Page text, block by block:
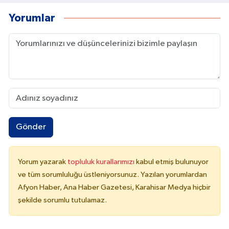
Yorumlar
Gönder
Yorum yazarak topluluk kurallarımızı kabul etmiş bulunuyor
ve tüm sorumluluğu üstleniyorsunuz. Yazılan yorumlardan
Afyon Haber, Ana Haber Gazetesi, Karahisar Medya hiçbir
şekilde sorumlu tutulamaz.